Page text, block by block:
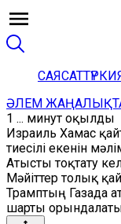
САЯСАТ
ӘЛЕМ
1 ... минут оқылды
Израиль Хамас
тиесілі екенін
Атысты тоқтату
Мәйіттер толық
Трамптың Газада
шарты